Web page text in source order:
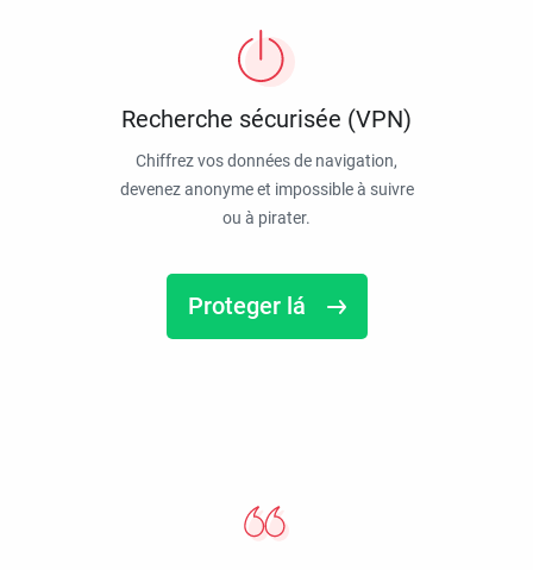
Recherche sécurisée (VPN)
Chiffrez vos données de navigation,
devenez anonyme et impossible à suivre
ou à pirater.
Proteger lá